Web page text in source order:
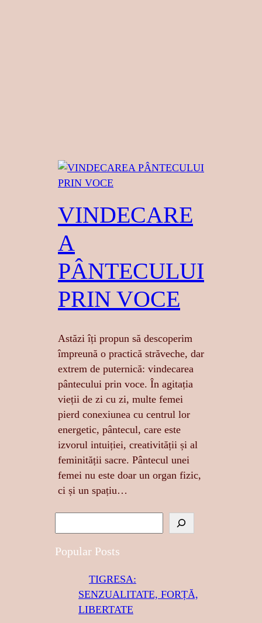
VINDECARE
A
PÂNTECULUI
PRIN VOCE
Astăzi îți propun să descoperim
împreună o practică străveche, dar
extrem de puternică: vindecarea
pântecului prin voce. În agitația
vieții de zi cu zi, multe femei
pierd conexiunea cu centrul lor
energetic, pântecul, care este
izvorul intuiției, creativității și al
feminității sacre. Pântecul unei
femei nu este doar un organ fizic,
ci și un spațiu…
e
a
Popular Posts
TIGRESA:
SENZUALITATE, FORȚĂ,
LIBERTATE